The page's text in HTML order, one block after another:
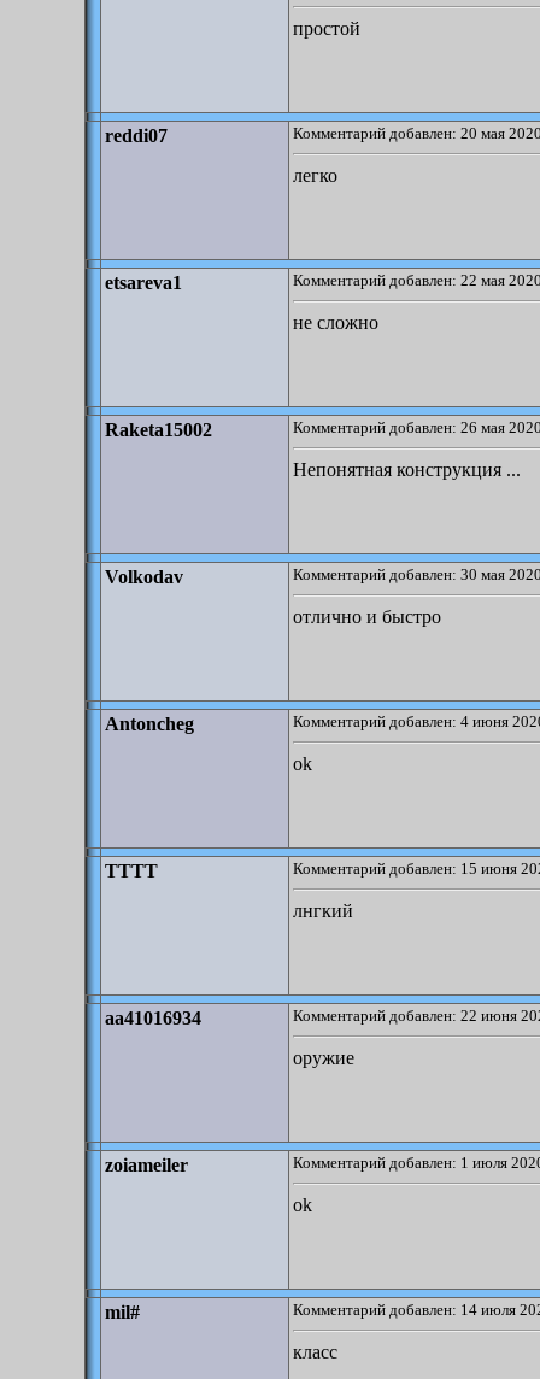
простой
reddi07 Комментарий добавлен: 20 мая
легко
etsareva1 Комментарий добавлен: 22 мая
не сложно
Raketa15002 Комментарий добавлен: 26 мая
Непонятная конструкция ...
Volkodav Комментарий добавлен: 30 мая
отлично и быстро
Antoncheg Комментарий добавлен: 4 июня
ok
TTTT Комментарий добавлен: 15 июня
лнгкий
aa41016934 Комментарий добавлен: 22 июня
оружие
zoiameiler Комментарий добавлен: 1 июля
ok
mil# Комментарий добавлен: 14 июля
класс